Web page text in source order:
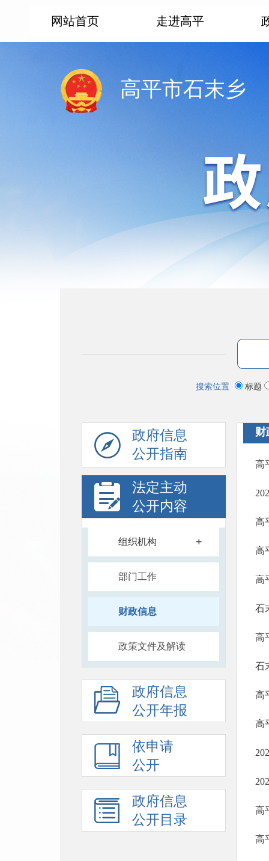
网站首页 走进高平
高平市石末乡
搜索位置 标题
政府信息
公开指南
法定主动
公开内容
组织机构 +
部门工作
财政信息
政策文件及解读
政府信息
公开年报
依申请
公开
政府信息
公开目录
财
高
高
高
石
高
石
高
高
高
高